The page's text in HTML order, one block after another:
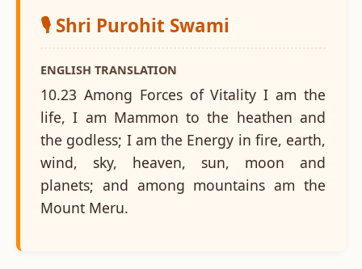
🎙️ Shri Purohit Swami
ENGLISH TRANSLATION
10.23 Among Forces of Vitality I am the
life, I am Mammon to the heathen and
the godless; I am the Energy in fire, earth,
wind, sky, heaven, sun, moon and
planets; and among mountains am the
Mount Meru.